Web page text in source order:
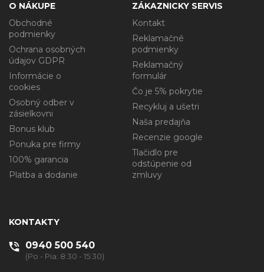
O NÁKUPE
Obchodné
podmienky
Ochrana osobných
údajov GDPR
Informácie o
cookies
Osobný odber v
zásielkovni
Bonus klub
Ponuka pre firmy
100% garancia
Platba a dodanie
ZÁKAZNICKY SERVIS
Kontakt
Reklamačné
podmienky
Reklamačný
formulár
Čo je 5% pokrytie
Recykluj a ušetri
Naša predajňa
Recenzie google
Tlačidlo pre
odstúpenie od
zmluvy
KONTAKTY
0940 500 540
(Po - Pia: 8:30 - 15:30)